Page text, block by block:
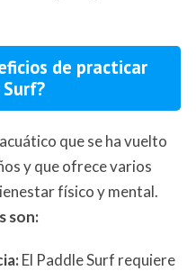
de practicar
que se ha vuelto
y que ofrece varios
físico y mental.
son:
El Paddle Surf requiere